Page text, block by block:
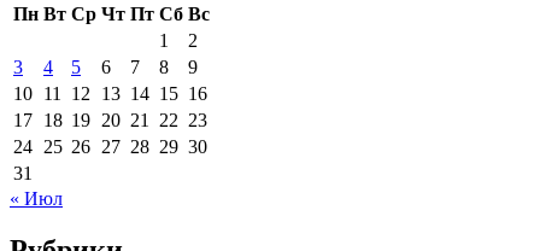
Пн Вт Ср Чт Пт Сб Вс
1
2
3
4 5 6 7 8
9
10 11 12 13 14 15 16
17 18 19 20 21 22 23
24 25 26 27 28 29 30
31
« Июл